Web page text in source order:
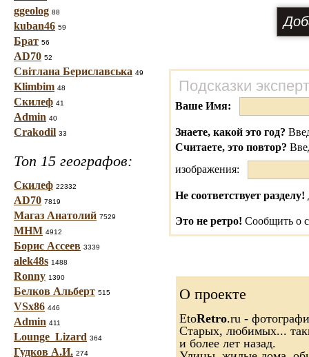
ggeolog 88
kuban46 59
Брат 56
AD70 52
Світлана Бериславська 49
Klimbim 48
Скилеф 41
Admin 40
Crakodil 33
Топ 15 географов:
Скилеф 22332
AD70 7819
Магаз Анатолий 7529
МНМ 4912
Борис Ассеев 3339
alek48s 1488
Ronny 1390
Белков Альберт 515
VSx86 446
Admin 411
Lounge_Lizard 364
Гудков А.И. 274
Подсказки
Ваше Имя:
Знаете, какой это год?
Считаете, это повтор?
изображения:
Не соответствует разделу!
Это не ретро! Сообщить о
О проекте
EtoRetro.ru -
Старых, любимых...
и более лет назад.